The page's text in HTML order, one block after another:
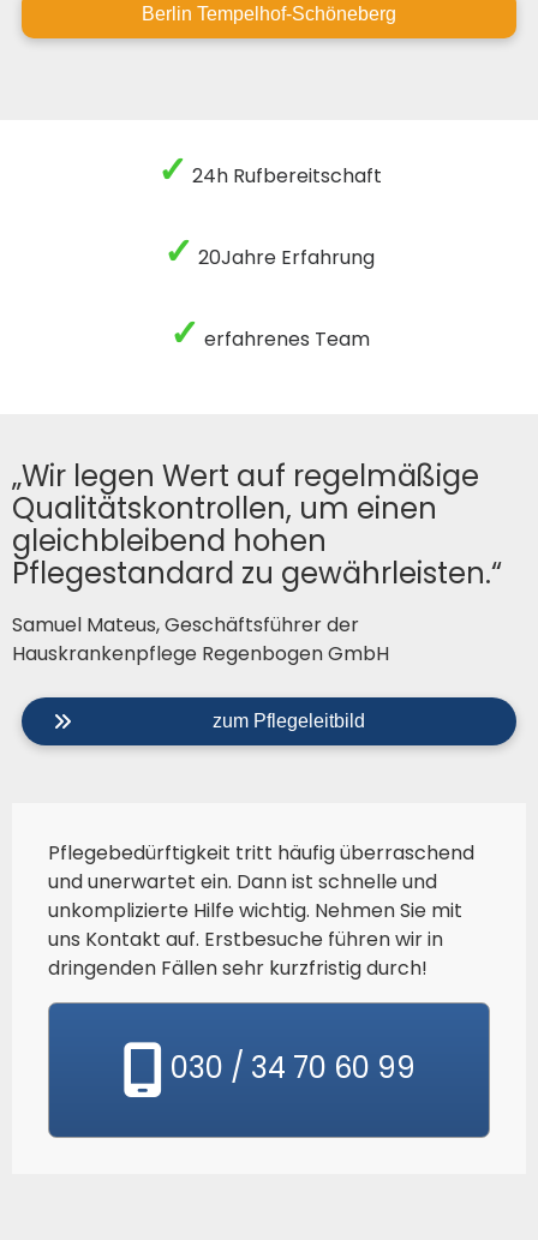
Berlin Tempelhof-Schöneberg
✓ 24h Rufbereitschaft
✓ 20Jahre Erfahrung
✓ erfahrenes Team
„Wir legen Wert auf regelmäßige
Qualitätskontrollen, um einen
gleichbleibend hohen
Pflegestandard zu gewährleisten.“
Samuel Mateus, Geschäftsführer der
Hauskrankenpflege Regenbogen GmbH
zum Pflegeleitbild
Pflegebedürftigkeit tritt häufig überraschend
und unerwartet ein. Dann ist schnelle und
unkomplizierte Hilfe wichtig. Nehmen Sie mit
uns Kontakt auf. Erstbesuche führen wir in
dringenden Fällen sehr kurzfristig durch!
030 / 34 70 60 99